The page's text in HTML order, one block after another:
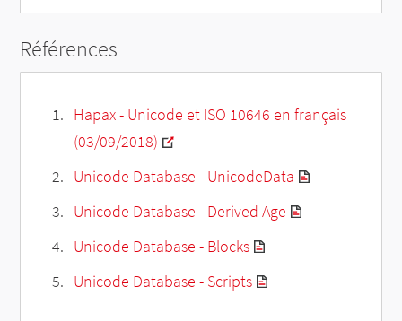
Références
Hapax - Unicode et ISO 10646 en français
(03/09/2018)
Unicode Database - UnicodeData
Unicode Database - Derived Age
Unicode Database - Blocks
Unicode Database - Scripts